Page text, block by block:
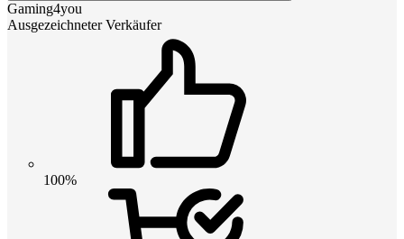
Gaming4you
Ausgezeichneter Verkäufer
100%